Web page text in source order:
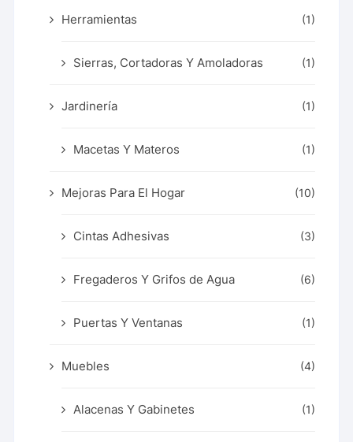
Herramientas (1)
Sierras, Cortadoras Y Amoladoras (1)
Jardinería (1)
Macetas Y Materos (1)
Mejoras Para El Hogar (10)
Cintas Adhesivas (3)
Fregaderos Y Grifos de Agua (6)
Puertas Y Ventanas (1)
Muebles (4)
Alacenas Y Gabinetes (1)